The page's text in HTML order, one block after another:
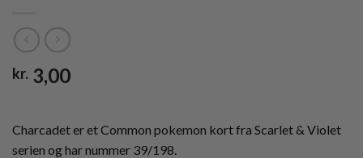
kr. 3,00
Charcadet er et Common pokemon kort fra Scarlet & Violet
serien og har nummer 39/198.